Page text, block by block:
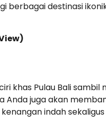
berbagai destinasi
khas Pulau Bali
Anda juga akan
indah